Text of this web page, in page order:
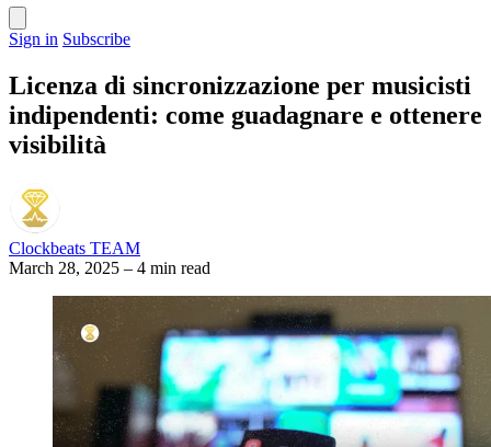
Sign in Subscribe
Licenza di sincronizzazione per musicisti
indipendenti: come guadagnare e ottenere
visibilità
Clockbeats TEAM
March 28, 2025 – 4 min read